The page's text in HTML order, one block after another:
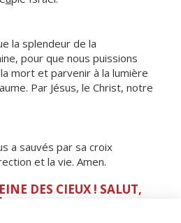
la splendeur de la
pour que nous puissions
mort et parvenir à la lumière
Par Jésus, le Christ, notre
a sauvés par sa croix
et la vie. Amen.
DES CIEUX ! SALUT,
Reine des anges !